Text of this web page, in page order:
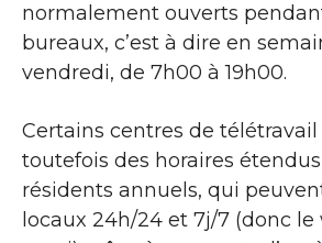
normalement ouverts
bureaux, c’est à dire en
vendredi, de 7h00 à 19h00.
Certains centres de
toutefois des horaires
résidents annuels, qui
locaux 24h/24 et 7j/7 (donc le